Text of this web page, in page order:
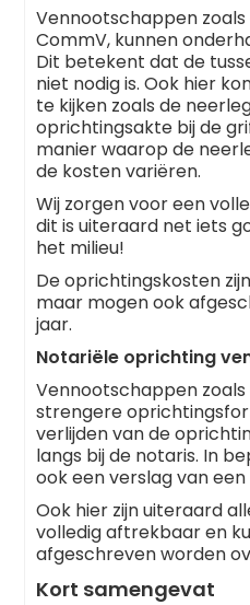
Vennootschappen zoals
CommV, kunnen
Dit betekent dat de
niet nodig is. Ook hier
te kijken zoals de
oprichtingsakte bij de
manier waarop de
de kosten variëren.
Wij zorgen voor een
dit is uiteraard net iets
het milieu!
De oprichtingskosten
maar mogen ook
jaar.
Notariële oprichting
Vennootschappen zoals
strengere
verlijden van de
langs bij de notaris. In
ook een verslag van
Ook hier zijn uiteraard
volledig aftrekbaar en
afgeschreven worden
Kort samengevat